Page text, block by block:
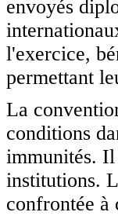
envoyés
l'exercice,
permettant
La
conditions
immunités. Il
institutions.
confrontée à